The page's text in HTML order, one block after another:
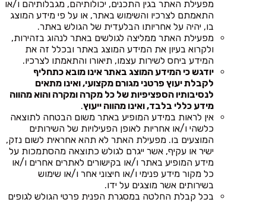
מפעילת האתר בגין התכנים, יכולותיהם, מגבלותיהם ו/או
התאמתם לצרכיו והשימוש באתר, או על פי מידע המוצג
בו, יהיה על אחריותו הבלעדית של הגולש באתר.
מפעילת האתר ממליצה לגולשים באתר לנהוג בזהירות,
ולקרוא בעיון את המידע המוצג באתר ובכלל זה את
המידע ביחס לשירות עצמו, תיאורו והתאמתו לצרכיו.
יודגש כי המידע המוצג באתר אינו מובא כתחליף
לקבלת יעוץ פרטני מגורם מקצועי, ואינו מתאים
לנסיבותיו הספציפיות של כל מקרה ומקרה והוא מהווה
מידע כללי בלבד, ואינו מהווה ייעוץ.
אין לראות במידע המופיע באתר משום הבטחה לתוצאה
כלשהי ו/או אחריות לאופן הפעילויות של השירותים
המוצעים בו. מפעילת האתר לא תהא אחראית לשום נזק,
ישיר או עקיף, אשר ייגרם לגולש כתוצאה מהסתמכות על
מידע המופיע באתר ו/או בקישורים לאתרים אחרים ו/או
כל מקור מידע פנימי ו/או חיצוני אחר ו/או שימוש
בשירותים אשר מוצגים על ידו.
בכל קבלת החלטה במסגרת הפנית פרטי הגולש לגופים